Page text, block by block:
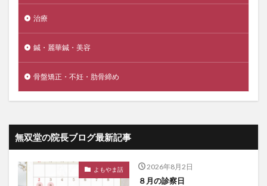
治療
鍼・麗華鍼・美容
骨盤矯正・不妊・肋骨締め
無双堂の院長ブログ最新記事
よもやま話 2026年8月2日
８月の診察日